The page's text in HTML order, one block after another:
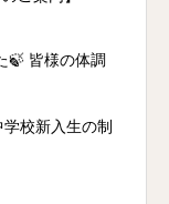
🍃 皆様の体調
校新入生の制